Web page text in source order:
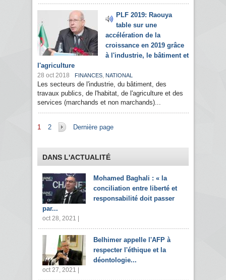
PLF 2019: Raouya
table sur une
accélération de la
croissance en 2019 grâce
à l'industrie, le bâtiment et
l'agriculture
28 oct 2018 FINANCES, NATIONAL
Les secteurs de l'industrie, du bâtiment, des
travaux publics, de l'habitat, de l'agriculture et des
services (marchands et non marchands)...
Pages
1 2 Dernière page
DANS L'ACTUALITÉ
Mohamed Baghali : « la
conciliation entre liberté et
responsabilité doit passer
par...
oct 28, 2021 |
Belhimer appelle l'AFP à
respecter l'éthique et la
déontologie...
oct 27, 2021 |